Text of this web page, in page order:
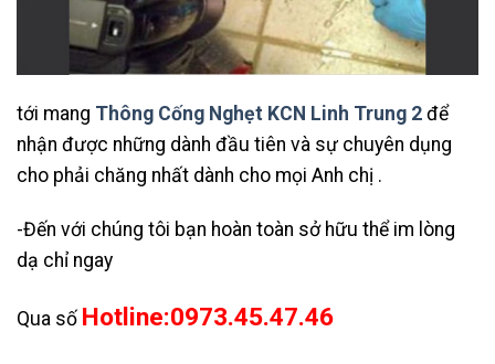
tới mang Thông Cống Nghẹt KCN Linh Trung 2 để
nhận được những dành đầu tiên và sự chuyên dụng
cho phải chăng nhất dành cho mọi Anh chị .
-Đến với chúng tôi bạn hoàn toàn sở hữu thể im lòng
dạ chỉ ngay
Qua số Hotline:0973.45.47.46